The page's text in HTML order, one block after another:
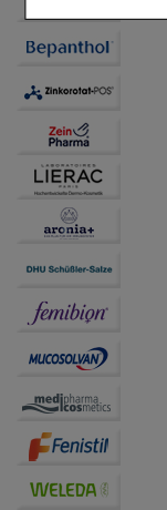
Besuchers
anzupassen.
anzuzeigen
Statistik &
Informationen
unserer
Website
auf unserer
Drittseiten
Bitte beachten
übertragen